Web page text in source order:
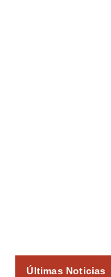
Últimas Noticias